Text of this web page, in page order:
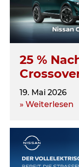
25 %
19. Mai 2026
» Weiterlesen